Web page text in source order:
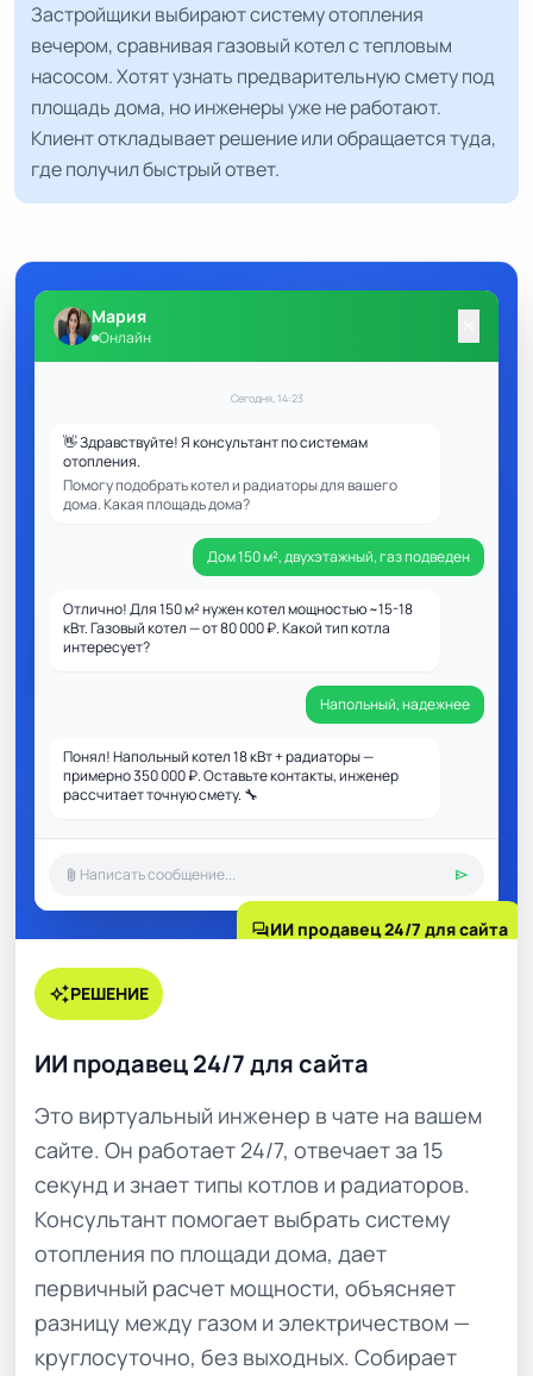
Застройщики выбирают систему отопления
вечером, сравнивая газовый котел с тепловым
насосом. Хотят узнать предварительную смету под
площадь дома, но инженеры уже не работают.
Клиент откладывает решение или обращается туда,
где получил быстрый ответ.
Мария
Онлайн
Сегодня, 14:23
👋 Здравствуйте! Я консультант по системам
отопления.
Помогу подобрать котел и радиаторы для вашего
дома. Какая площадь дома?
Дом 150 м², двухэтажный, газ подведен
Отлично! Для 150 м² нужен котел мощностью ~15-18
кВт. Газовый котел — от 80 000 ₽. Какой тип котла
интересует?
Напольный, надежнее
Понял! Напольный котел 18 кВт + радиаторы —
примерно 350 000 ₽. Оставьте контакты, инженер
рассчитает точную смету. 🔧
attach_file send
forumИИ продавец 24/7 для сайта
auto_awesomeРЕШЕНИЕ
ИИ продавец 24/7 для сайта
Это виртуальный инженер в чате на вашем
сайте. Он работает 24/7, отвечает за 15
секунд и знает типы котлов и радиаторов.
Консультант помогает выбрать систему
отопления по площади дома, дает
первичный расчет мощности, объясняет
разницу между газом и электричеством —
круглосуточно, без выходных. Собирает